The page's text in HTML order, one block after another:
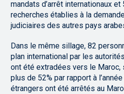
mandats d’arrêt internationaux
recherches établies à la
judiciaires des autres pays
Dans le même sillage, 82
plan international par les
ont été extradées vers le
plus de 52% par rapport à
étrangers ont été arrêtés au